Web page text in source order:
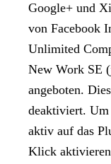
Google+ und
von Facebook
Unlimited
New Work SE
angeboten.
deaktiviert. Um
aktiv auf das
Klick